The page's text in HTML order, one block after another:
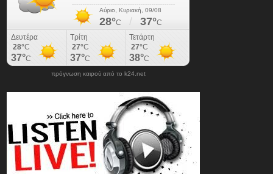
πρόγνωση καιρού από το k24.net